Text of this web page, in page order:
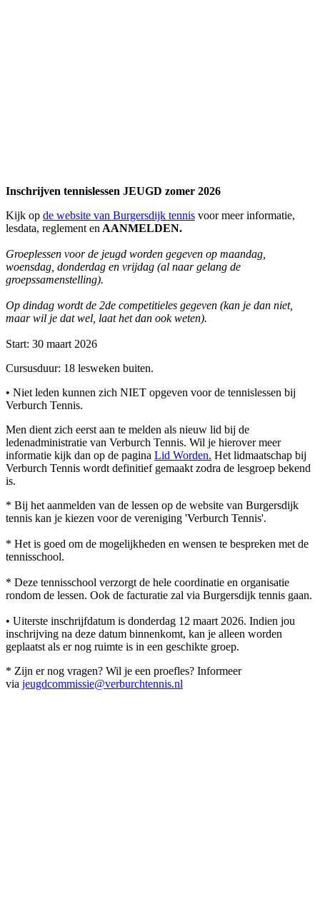
Inschrijven tennislessen JEUGD zomer 2026
Kijk op de website van Burgersdijk tennis voor meer informatie,
lesdata, reglement en AANMELDEN.
Groeplessen voor de jeugd worden gegeven op maandag,
woensdag, donderdag en vrijdag (al naar gelang de
groepssamenstelling).
Op dindag wordt de 2de competitieles gegeven (kan je dan niet,
maar wil je dat wel, laat het dan ook weten).
Start: 30 maart 2026
Cursusduur: 18 lesweken buiten.
• Niet leden kunnen zich NIET opgeven voor de tennislessen bij
Verburch Tennis.
Men dient zich eerst aan te melden als nieuw lid bij de
ledenadministratie van Verburch Tennis. Wil je hierover meer
informatie kijk dan op de pagina Lid Worden. Het lidmaatschap bij
Verburch Tennis wordt definitief gemaakt zodra de lesgroep bekend
is.
* Bij het aanmelden van de lessen op de website van Burgersdijk
tennis kan je kiezen voor de vereniging 'Verburch Tennis'.
* Het is goed om de mogelijkheden en wensen te bespreken met de
tennisschool.
* Deze tennisschool verzorgt de hele coordinatie en organisatie
rondom de lessen. Ook de facturatie zal via Burgersdijk tennis gaan.
• Uiterste inschrijfdatum is donderdag 12 maart 2026. Indien jou
inschrijving na deze datum binnenkomt, kan je alleen worden
geplaatst als er nog ruimte is in een geschikte groep.
* Zijn er nog vragen? Wil je een proefles? Informeer
via jeugdcommissie@verburchtennis.nl